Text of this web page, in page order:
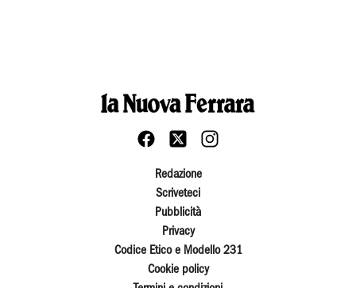
Redazione
Scriveteci
Pubblicità
Privacy
Codice Etico e Modello 231
Cookie policy